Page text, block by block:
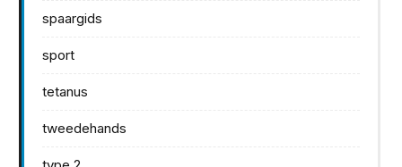
spaargids
sport
tetanus
tweedehands